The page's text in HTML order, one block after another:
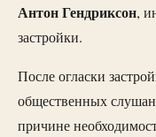
Антон Гендриксон,
застройки.
После огласки
общественных
причине